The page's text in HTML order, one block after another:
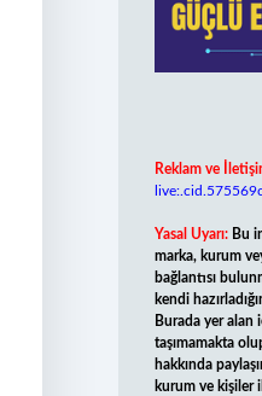
Reklam ve
Yasal Uyarı: Bu
marka, kurum
bağlantısı
kendi
Burada yer alan
taşımamakta
hakkında
kurum ve kişiler